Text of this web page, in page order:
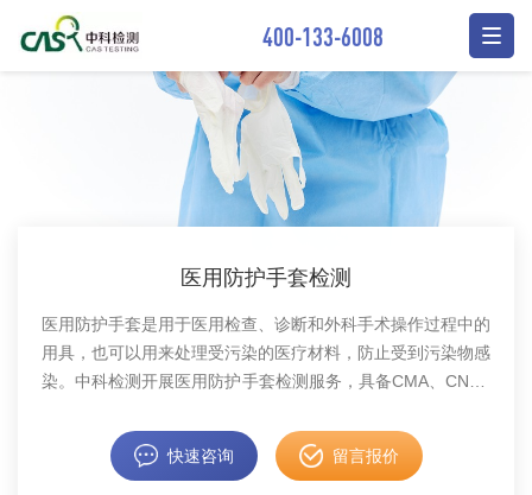
400-133-6008
医用防护手套检测
医用防护手套是用于医用检查、诊断和外科手术操作过程中的
用具，也可以用来处理受污染的医疗材料，防止受到污染物感
染。中科检测开展医用防护手套检测服务，具备CMA、CNAS
快速咨询 留言报价